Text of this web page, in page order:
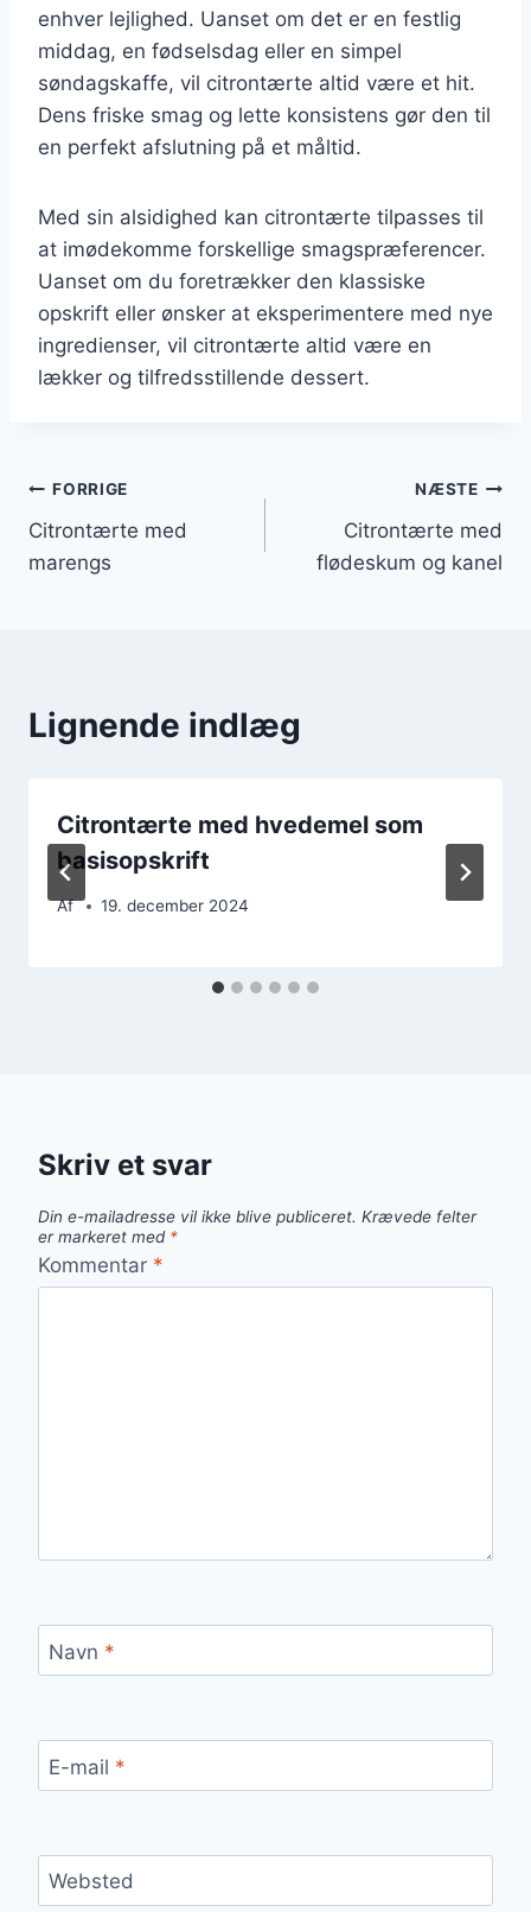
enhver lejlighed. Uanset om det er en festlig
middag, en fødselsdag eller en simpel
søndagskaffe, vil citrontærte altid være et hit.
Dens friske smag og lette konsistens gør den til
en perfekt afslutning på et måltid.
Med sin alsidighed kan citrontærte tilpasses til
at imødekomme forskellige smagspræferencer.
Uanset om du foretrækker den klassiske
opskrift eller ønsker at eksperimentere med nye
ingredienser, vil citrontærte altid være en
lækker og tilfredsstillende dessert.
Indlægsnavigation
FORRIGE
Citrontærte med
marengs
NÆSTE
Citrontærte med
flødeskum og kanel
Lignende indlæg
Citrontærte med hvedemel som
basisopskrift
Af 19. december 2024
Skriv et svar
Din e-mailadresse vil ikke blive publiceret. Krævede felter
er markeret med *
Kommentar *
Navn *
E-mail *
Websted